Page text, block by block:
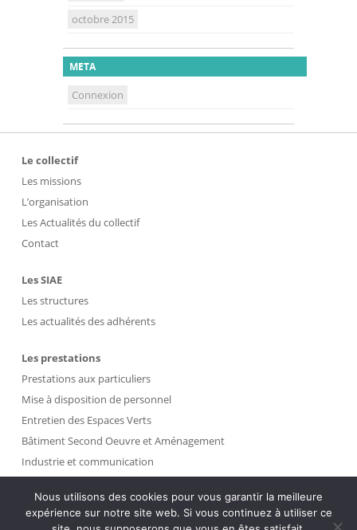
octobre 2015
META
Connexion
Le collectif
Les missions
L’organisation
Les Actualités du collectif
Contact
Les SIAE
Les structures
Les actualités des adhérents
Les prestations
Prestations aux particuliers
Mise à disposition de personnel
Entretien des Espaces Verts
Bâtiment Second Oeuvre et Aménagement
Industrie et communication
Intranet
Nous utilisons des cookies pour vous garantir la meilleure
expérience sur notre site web. Si vous continuez à utiliser ce